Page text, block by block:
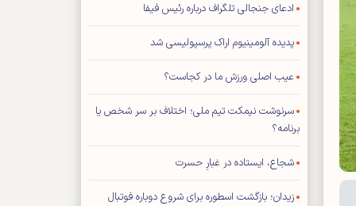
ادعای جنجالی تلگراف درباره رئیس فیفا
پدیده آلومینیوم اراک پرسپولیسی شد
عیب اصلی ورزش ما در کجاست؟
سرنوشت نیمکت تیم ملی؛ اختلاف بر سر شخص یا
برنامه؟
شجاع، ایستاده در غبارِ حسرت
زیدان؛ بازگشت اسطوره برای شروع دوباره فوتبال